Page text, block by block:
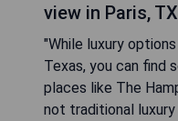
view in Paris,
"While luxury
Texas, you can find
places like The
not traditional